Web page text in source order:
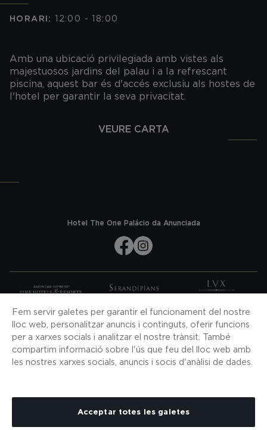
HORARI: 12:00 - 18:00
Amb una ubicació privilegiada amb vistes als
majestuosos jardins del palau i a la refrescant
piscina, aquest bar és d'accés exclusiu als hostes de
l'hotel per garantir la seva privacitat.
VEURE CARTA
Hotel The One Palácio da Anunciada
SUBSCRIGUI'S A LES NOSTRES NOVETATS
SUBSCRIGUI'S
DESCARREGUI LA NOSTRA APP
MAPA WEBCOOKIESPOLÍTICA DE PRIVACITAT
H10 PROCONDICIONS CONTRACTACIÓCANAL DE DENÚNCIES
Fem servir galetes per garantir el funcionament del nostre
lloc web, personalitzar anuncis i continguts, oferir funcions
per a xarxes socials i analitzar el nostre trànsit. També
compartim informació sobre l'ús que feu del lloc web amb
les nostres xarxes socials, anuncis i socis d'anàlisi de dades.
Acceptar totes les galetes